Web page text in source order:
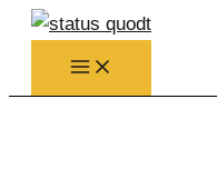
Zum
Inhalt
springen